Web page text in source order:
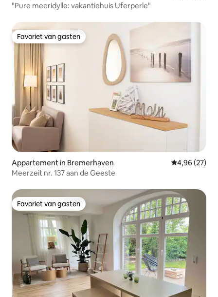
"Pure meeridylle: vakantiehuis Uferperle"
Favoriet van gasten
Favoriet van gasten
Appartement in Bremerhaven Gemiddelde
4,96 (27)
Meerzeit nr. 137 aan de Geeste
Favoriet van gasten
Favoriet van gasten